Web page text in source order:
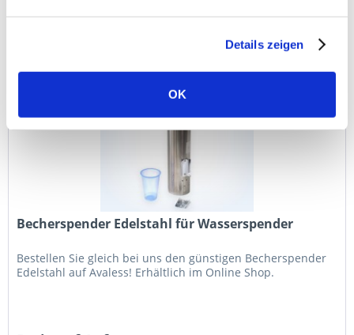
Details zeigen
OK
Becherspender Edelstahl für Wasserspender
Bestellen Sie gleich bei uns den günstigen Becherspender
Edelstahl auf Avaless! Erhältlich im Online Shop.